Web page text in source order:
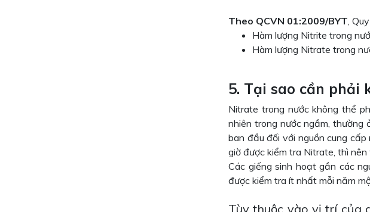
Theo QCVN 01:2009/BYT,
Hàm lượng Nitrite trong
Hàm lượng Nitrate trong
5. Tại sao cần phải
Nitrate trong nước không thể
nhiên trong nước ngầm, thường
ban đầu đối với nguồn cung
giờ được kiểm tra Nitrate, thì nên
Các giếng sinh hoạt gần các
được kiểm tra ít nhất mỗi năm
Tùy thuộc vào vị trí của